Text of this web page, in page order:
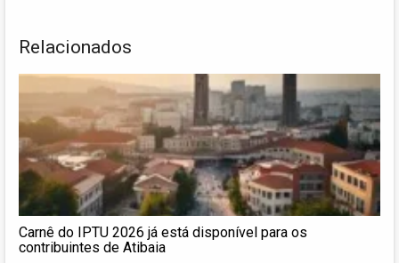
Relacionados
Carnê do IPTU 2026 já está disponível para os
contribuintes de Atibaia